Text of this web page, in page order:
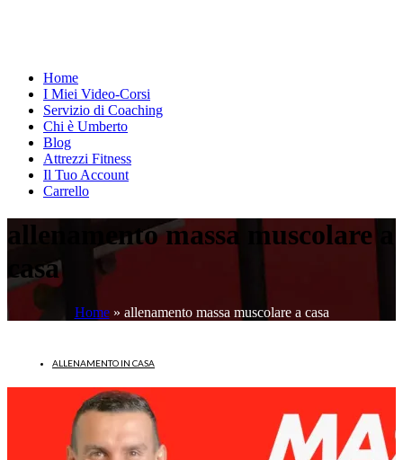
Home
I Miei Video-Corsi
Servizio di Coaching
Chi è Umberto
Blog
Attrezzi Fitness
Il Tuo Account
Carrello
allenamento massa muscolare a
casa
Home» allenamento massa muscolare a casa
ALLENAMENTO IN CASA